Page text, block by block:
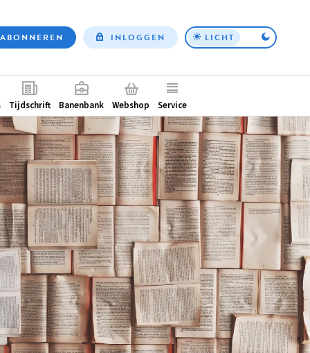
Top
ABONNEREN INLOGGEN LICHT
Tijdschrift Banenbank Webshop Service